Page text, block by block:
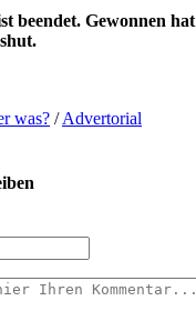
beendet. Gewonnen hat
was? /Advertorial